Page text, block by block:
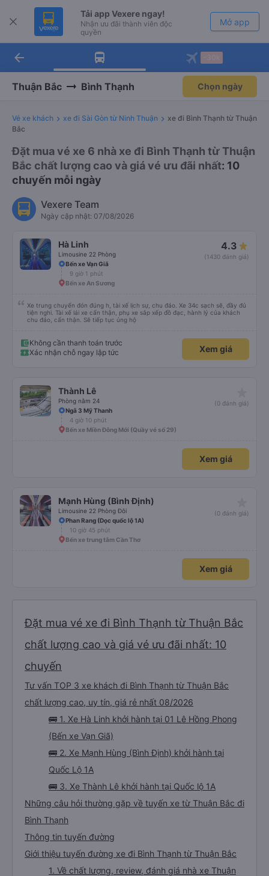
Tải app Vexere ngay!
Nhận ưu đãi thành viên độc
quyền
Mở app
Tải app Vexere
-30k/ghế khi đặt vé máy bay qua
Mở app
arrow_back
Thuận Bắc Bình Thạnh Chọn ngày
Vé xe khách xe đi Sài Gòn từ Ninh Thuận
xe đi Bình Thạnh từ Thuận
Bắc
Đặt mua vé xe 6 nhà xe đi Bình Thạnh từ Thuận
Bắc chất lượng cao và giá vé ưu đãi nhất: 10
chuyến mỗi ngày
Vexere Team
Ngày cập nhật: 07/08/2026
Hà Linh
Limousine 22 Phòng
4.3
(1430 đánh giá)
Bến xe Vạn Giã
9 giờ 1 phút
Bến xe An Sương
Xe trung chuyển đón đúng h, tài xế lịch sự, chu đáo. Xe 34c sạch sẽ, đầy đủ
tiện nghi. Tài xế lái xe cẩn thận, phụ xe sắp xếp đồ đạc, hành lý của khách
chu đáo, cẩn thận. Sẽ tiếp tục ủng hộ
Không cần thanh toán trước
Xác nhận chỗ ngay lập tức
Xem giá
Thành Lê
Phòng nằm 24
(0 đánh giá)
Ngã 3 Mỹ Thanh
4 giờ 10 phút
Bến xe Miền Đông Mới (Quầy vé số 29)
Xem giá
Mạnh Hùng (Bình Định)
Limousine 22 Phòng Đôi
(0 đánh giá)
Phan Rang (Dọc quốc lộ 1A)
10 giờ 45 phút
Bến xe trung tâm Cần Thơ
Xem giá
Đặt mua vé xe đi Bình Thạnh từ Thuận Bắc
chất lượng cao và giá vé ưu đãi nhất: 10
chuyến
Tư vấn TOP 3 xe khách đi Bình Thạnh từ Thuận Bắc
chất lượng cao, uy tín, giá rẻ nhất 08/2026
🚌 1. Xe Hà Linh khởi hành tại 01 Lê Hồng Phong
(Bến xe Vạn Giã)
🚌 2. Xe Mạnh Hùng (Bình Định) khởi hành tại
Quốc Lộ 1A
🚌 3. Xe Thành Lê khởi hành tại Quốc lộ 1A
Những câu hỏi thường gặp về tuyến xe từ Thuận Bắc đi
Bình Thạnh
Thông tin tuyến đường
Giới thiệu tuyến đường xe đi Bình Thạnh từ Thuận Bắc
1. Về chất lượng, review, đánh giá nhà xe Thuận